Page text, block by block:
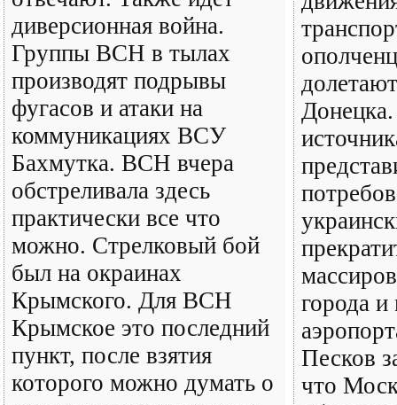
диверсионная война.
Группы ВСН в тылах
производят подрывы
фугасов и атаки на
коммуникациях ВСУ
Бахмутка. ВСН вчера
обстреливала здесь
практически все что
можно. Стрелковый бой
был на окраинах
Крымского. Для ВСН
Крымское это последний
пункт, после взятия
которого можно думать о
города и
Песков
что